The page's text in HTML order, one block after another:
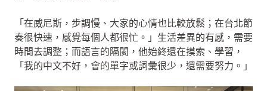
「在威尼斯，步調慢、大家的心情也比較放鬆；在台北節
奏很快速，感覺每個人都很忙。」生活差異的有感，需要
時間去調整；而語言的隔閡，他始終還在摸索、學習，
「我的中文不好，會的單字或詞彙很少，還需要努力。」